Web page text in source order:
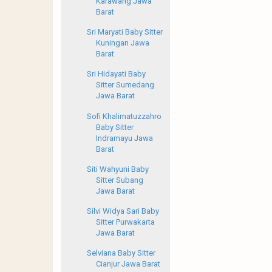
Barat
Sri Maryati Baby Sitter
Kuningan Jawa
Barat
Sri Hidayati Baby
Sitter Sumedang
Jawa Barat
Sofi Khalimatuzzahro
Baby Sitter
Indramayu Jawa
Barat
Siti Wahyuni Baby
Sitter Subang
Jawa Barat
Silvi Widya Sari Baby
Sitter Purwakarta
Jawa Barat
Selviana Baby Sitter
Cianjur Jawa Barat